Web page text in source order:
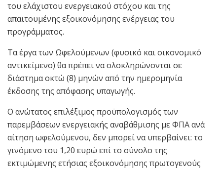
του ελάχιστου ενεργειακού στόχου και της
απαιτουμένης εξοικονόμησης ενέργειας του
προγράμματος.
Τα έργα των Ωφελούμενων (φυσικό και οικονομικό
αντικείμενο) θα πρέπει να ολοκληρώνονται σε
διάστημα οκτώ (8) μηνών από την ημερομηνία
έκδοσης της απόφασης υπαγωγής.
Ο ανώτατος επιλέξιμος προϋπολογισμός των
παρεμβάσεων ενεργειακής αναβάθμισης με ΦΠΑ ανά
αίτηση ωφελούμενου, δεν μπορεί να υπερβαίνει: το
γινόμενο του 1,20 ευρώ επί το σύνολο της
εκτιμώμενης ετήσιας εξοικονόμησης πρωτογενούς